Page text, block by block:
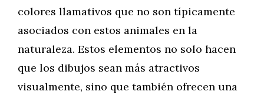
colores llamativos que no son típicamente
asociados con estos animales en la
naturaleza. Estos elementos no solo hacen
que los dibujos sean más atractivos
visualmente, sino que también ofrecen una